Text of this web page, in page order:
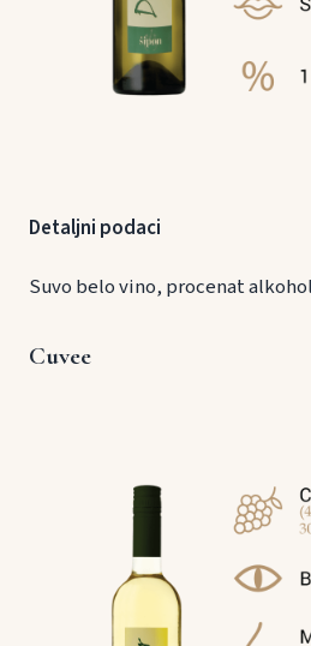
Detaljni podaci
Suvo belo vino, procenat
Cuvee